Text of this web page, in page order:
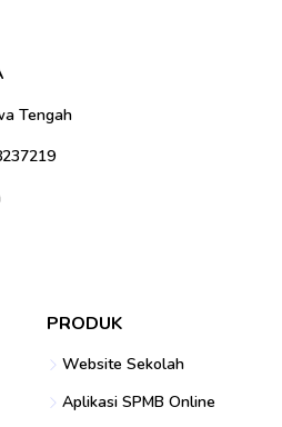
Tengah
PRODUK
Website Sekolah
Aplikasi SPMB Online